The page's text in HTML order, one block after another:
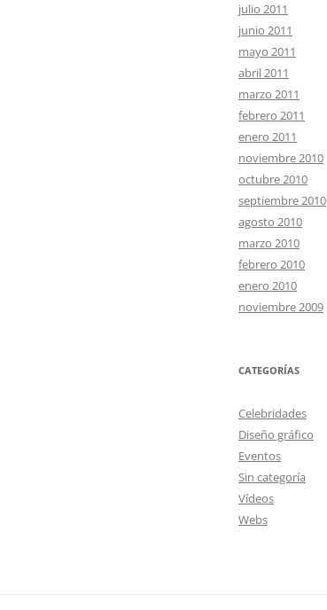
julio 2011
junio 2011
mayo 2011
abril 2011
marzo 2011
febrero 2011
enero 2011
noviembre 2010
octubre 2010
septiembre 2010
agosto 2010
marzo 2010
febrero 2010
enero 2010
noviembre 2009
CATEGORÍAS
Celebridades
Diseño gráfico
Eventos
Sin categoría
Vídeos
Webs